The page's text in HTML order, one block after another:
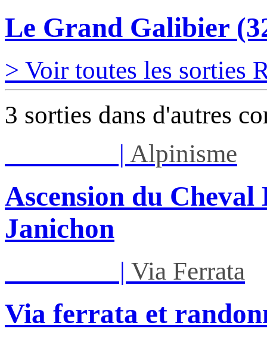
Le Grand Galibier
> Voir toutes les sorties
3 sorties dans d'autres
| Alpinisme
Ascension du
Janichon
| Via Ferrata
Via ferrata et